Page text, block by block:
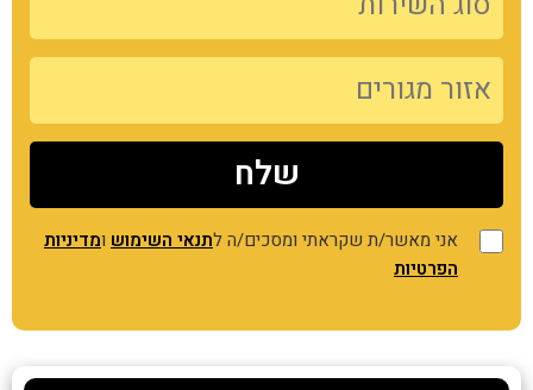
אני מאשר/ת שקראתי ומסכים/ה לתנאי השימוש ומדיניות
הפרטיות